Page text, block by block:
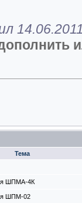
Тема
ШПМА-4К
ШПМ-02